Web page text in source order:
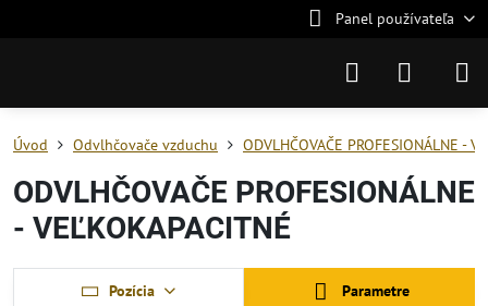
Panel používateľa
Úvod Odvlhčovače vzduchu ODVLHČOVAČE PROFESIONÁLNE -
ODVLHČOVAČE PROFESIONÁLNE
- VEĽKOKAPACITNÉ
Pozícia Parametre